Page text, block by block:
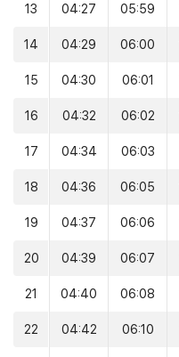
13 04:27 05:59
14 04:29 06:00
15 04:30 06:01
16 04:32 06:02
17 04:34 06:03
18 04:36 06:05
19 04:37 06:06
20 04:39 06:07
21 04:40 06:08
22 04:42 06:10